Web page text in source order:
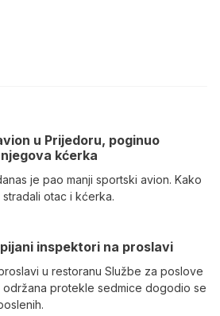
u Prijedoru, poginuo
kćerka
je pao manji sportski avion. Kako
otac i kćerka.
inspektori na proslavi
u restoranu Službe za poslove
održana protekle sedmice dogodio se